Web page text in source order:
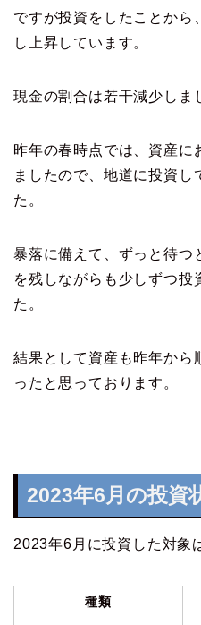
ですが投資をしたことから
し上昇しています。
現金の割合は若干減少しま
昨年の春時点では、資産に
ましたので、地道に投資し
た。
暴落に備えて、ずっと待つ
を残しながらも少しずつ投
た。
結果として資産も昨年から
ったと思っております。
2023年6月の投資
2023年6月に投資した対象
種類